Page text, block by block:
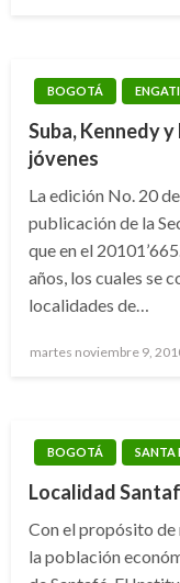
BOGOTÁ
Suba, Kennedy
jóvenes
La edición No. 20
publicación de la
que en el
años, los cuales se
localidades de…
Publicado
martes noviembre 9,
BOGOTÁ SANTA
Localidad
Con el propósito
la población